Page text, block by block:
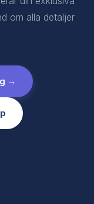
om alla detaljer
→